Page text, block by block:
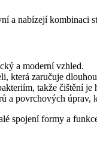
a nabízejí kombinaci
a moderní vzhled.
která zaručuje
takže čištění je
a povrchových úprav,
spojení formy a